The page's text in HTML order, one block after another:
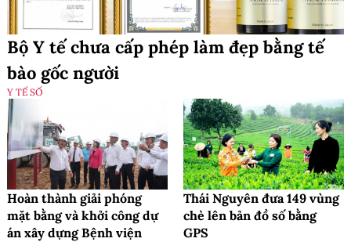
Bộ Y tế chưa cấp phép làm đẹp bằng tế
bào gốc người
Y TẾ SỐ
Hoàn thành giải phóng
mặt bằng và khởi công dự
án xây dựng Bệnh viện
Thái Nguyên đưa 149 vùng
chè lên bản đồ số bằng
GPS